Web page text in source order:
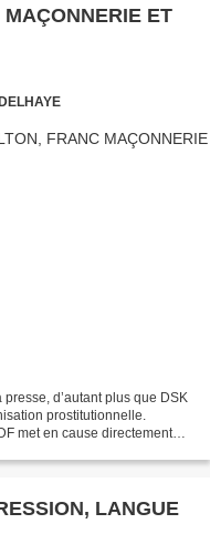
ET
d’autant plus que DSK
prostitutionnelle.
met en cause directement
LANGUE